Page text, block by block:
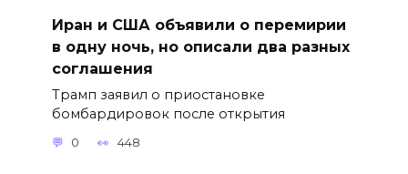
Иран и США объявили о перемирии
в одну ночь, но описали два разных
соглашения
Трамп заявил о приостановке
бомбардировок после открытия
0 448